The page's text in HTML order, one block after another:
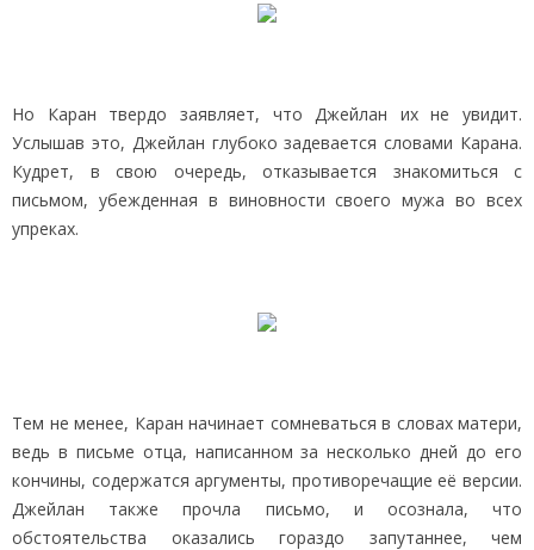
Но Каран твердо заявляет, что Джейлан их не увидит.
Услышав это, Джейлан глубоко задевается словами Карана.
Кудрет, в свою очередь, отказывается знакомиться с
письмом, убежденная в виновности своего мужа во всех
упреках.
Тем не менее, Каран начинает сомневаться в словах матери,
ведь в письме отца, написанном за несколько дней до его
кончины, содержатся аргументы, противоречащие её версии.
Джейлан также прочла письмо, и осознала, что
обстоятельства оказались гораздо запутаннее, чем